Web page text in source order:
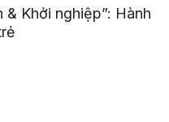
& Khởi nghiệp”: Hành